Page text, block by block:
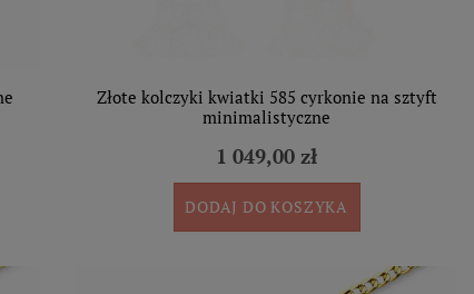
Złote kolczyki kwiatki 585 cyrkonie na sztyft
minimalistyczne
1 049,00 zł
DODAJ DO KOSZYKA